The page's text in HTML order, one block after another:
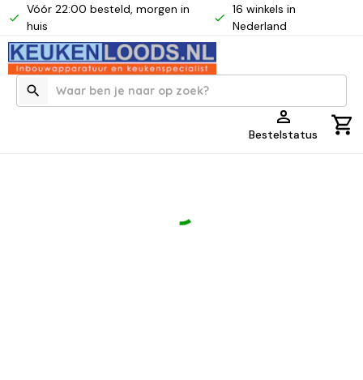
Vóór 22:00 besteld, morgen in
huis
16 winkels in
Nederland
Bestelstatus